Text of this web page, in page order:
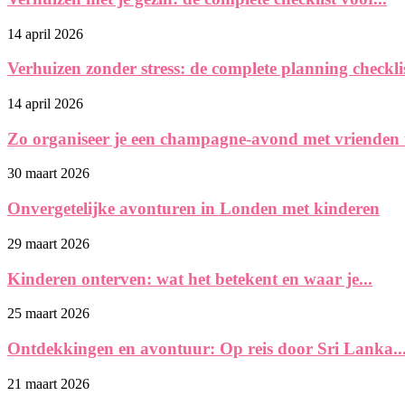
14 april 2026
Verhuizen zonder stress: de complete planning
14 april 2026
Zo organiseer je een champagne-avond met vrienden
30 maart 2026
Onvergetelijke avonturen in Londen met kinderen
29 maart 2026
Kinderen onterven: wat het betekent en waar je...
25 maart 2026
Ontdekkingen en avontuur: Op reis door Sri Lanka...
21 maart 2026